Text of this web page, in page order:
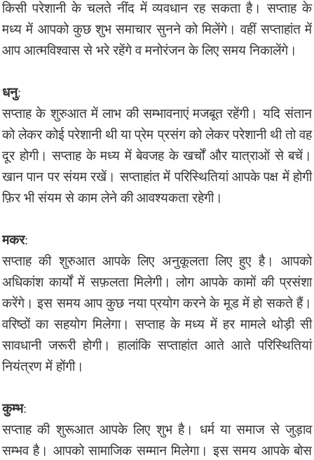
किसी परेशानी के चलते नींद में व्यवधान रह सकता है। सप्ताह के
मध्य में आपको कुछ शुभ समाचार सुनने को मिलेंगे। वहीं सप्ताहांत में
आप आत्मविश्वास से भरे रहेंगे व मनोरंजन के लिए समय निकालेंगे।
धनु:
सप्ताह के शुरुआत में लाभ की सम्भावनाएं मजबूत रहेंगी। यदि संतान
को लेकर कोई परेशानी थी या प्रेम प्रसंग को लेकर परेशानी थी तो वह
दूर होगी। सप्ताह के मध्य में बेवजह के खर्चों और यात्राओं से बचें।
खान पान पर संयम रखें। सप्ताहांत में परिस्थितियां आपके पक्ष में होगी
फ़िर भी संयम से काम लेने की आवश्यकता रहेगी।
मकर:
सप्ताह की शुरुआत आपके लिए अनुकूलता लिए हुए है। आपको
अधिकांश कार्यों में सफ़लता मिलेगी। लोग आपके कामों की प्रसंशा
करेंगे। इस समय आप कुछ नया प्रयोग करने के मूड में हो सकते हैं।
वरिष्ठों का सहयोग मिलेगा। सप्ताह के मध्य में हर मामले थोड़ी सी
सावधानी जरूरी होगी। हालांकि सप्ताहांत आते आते परिस्थितियां
नियंत्रण में होंगी।
कुम्भ:
सप्ताह की शुरूआत आपके लिए शुभ है। धर्म या समाज से जुड़ाव
सम्भव है। आपको सामाजिक सम्मान मिलेगा। इस समय आपके बोस